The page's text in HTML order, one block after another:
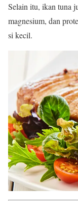
Selain itu, ikan tuna
magnesium, dan
si kecil.